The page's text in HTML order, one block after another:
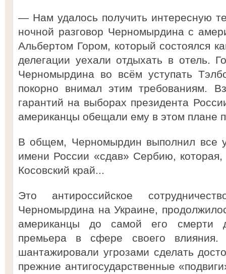
— Нам удалось получить интересную
ночной разговор Черномырдина с
Альбертом Гором, который состоялся
делегации уехали отдыхать в отель.
Черномырдина во всём уступать
покорно внимал этим требованиям.
гарантий на выборах президента
американцы обещали ему в этом плане
В общем, Черномырдин выполнил все
имени России «сдав» Сербию, которая,
Косовский край...
Это антироссийское
Черномырдина на Украине,
американцы до самой его смерти
премьера в сфере своего влияния.
шантажировали угрозами сделать
прежние антигосударственные